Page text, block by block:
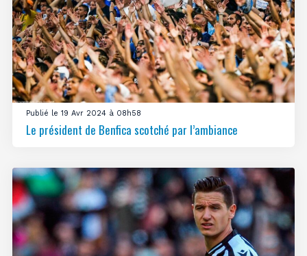
Publié le 19 Avr 2024 à 08h58
Le président de Benfica scotché par l’ambiance